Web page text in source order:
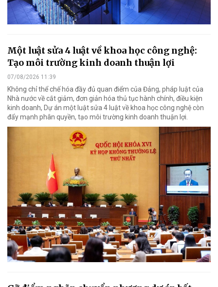
Một luật sửa 4 luật về khoa học công nghệ:
Tạo môi trường kinh doanh thuận lợi
07/08/2026 11:39
Không chỉ thể chế hóa đầy đủ quan điểm của Đảng, pháp luật của
Nhà nước về cắt giảm, đơn giản hóa thủ tục hành chính, điều kiện
kinh doanh, Dự án một luật sửa 4 luật về khoa học công nghệ còn
đẩy mạnh phân quyền, tạo môi trường kinh doanh thuận lợi.